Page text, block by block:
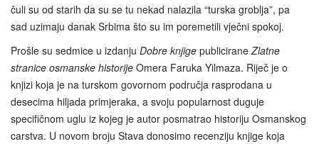
čuli su od starih da su se tu nekad nalazila “turska groblja”, pa
sad uzimaju danak Srbima što su im poremetili vječni spokoj.
Prošle su sedmice u izdanju Dobre knjige publicirane Zlatne
stranice osmanske historije Omera Faruka Yilmaza. Riječ je o
knjizi koja je na turskom govornom područja rasprodana u
desecima hiljada primjeraka, a svoju popularnost duguje
specifičnom uglu iz kojeg je autor posmatrao historiju Osmanskog
carstva. U novom broju Stava donosimo recenziju knjige koja